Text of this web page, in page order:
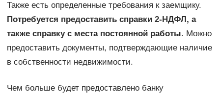
Также есть определенные требования к заемщику.
Потребуется предоставить справки 2-НДФЛ, а
также справку с места постоянной работы. Можно
предоставить документы, подтверждающие наличие
в собственности недвижимости.
Чем больше будет предоставлено банку